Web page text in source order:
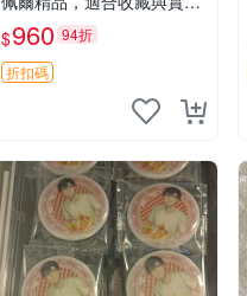
RC 玩具 陶瓷
$960 94折
折扣碼